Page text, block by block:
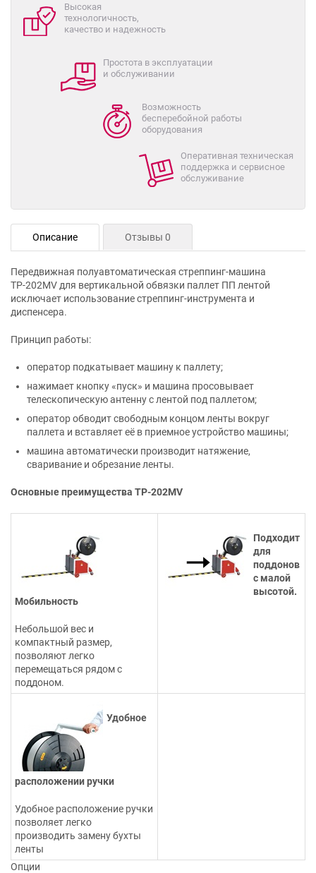
Высокая
технологичность,
качество и надежность
Простота в эксплуатации
и обслуживании
Возможность
бесперебойной работы
оборудования
Оперативная техническая
поддержка и сервисное
обслуживание
Описание Отзывы 0
Передвижная полуавтоматическая стреппинг-машина
ТР-202MV для вертикальной обвязки паллет ПП лентой
исключает использование стреппинг-инструмента и
диспенсера.
Принцип работы:
оператор подкатывает машину к паллету;
нажимает кнопку «пуск» и машина просовывает
телескопическую антенну с лентой под паллетом;
оператор обводит свободным концом ленты вокруг
паллета и вставляет её в приемное устройство машины;
машина автоматически производит натяжение,
сваривание и обрезание ленты.
Основные преимущества ТР-202MV
Мобильность
Небольшой вес и
компактный размер,
позволяют легко
перемещаться рядом с
поддоном.
Подходит
для
поддонов
с малой
высотой.
Удобное
расположении ручки
Удобное расположение ручки
позволяет легко
производить замену бухты
ленты
Опции